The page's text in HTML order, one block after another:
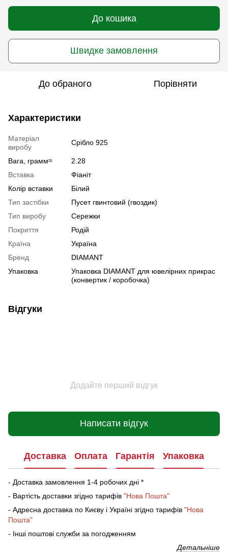
До кошика
Швидке замовлення
До обраного Порівняти
Характеристики
Матеріал
виробу
Срібло 925
Вага, грамм≈
2.28
Вставка
Фіаніт
Колір вставки
Білий
Тип застібки
Пусет гвинтовий (гвоздик)
Тип виробу
Сережки
Покриття
Родій
Країна
Україна
Бренд
DIAMANT
Упаковка
Упаковка DIAMANT для ювелірних прикрас
(конвертик / коробочка)
Відгуки
Додайте перший відгук
Написати відгук
Доставка Оплата Гарантія Упаковка
- Доставка замовлення 1-4 робочих дні *
- Вартість доставки згідно тарифів "Нова Пошта"
- Адресна доставка по Києву і Україні згідно тарифів "Нова
Пошта"
- Інші поштові служби за погодженням
Детальніше